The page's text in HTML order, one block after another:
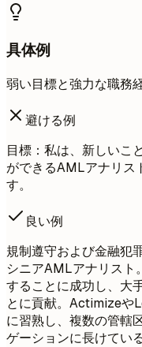
具体例
弱い目標と強力な職務
避ける例
目標：私は、新しいこ
ができるAMLアナリス
す。
良い例
規制遵守および金融犯
シニアAMLアナリスト
することに成功し、大
とに貢献。Actimizeや
に習熟し、複数の管轄
ゲーションに長けている